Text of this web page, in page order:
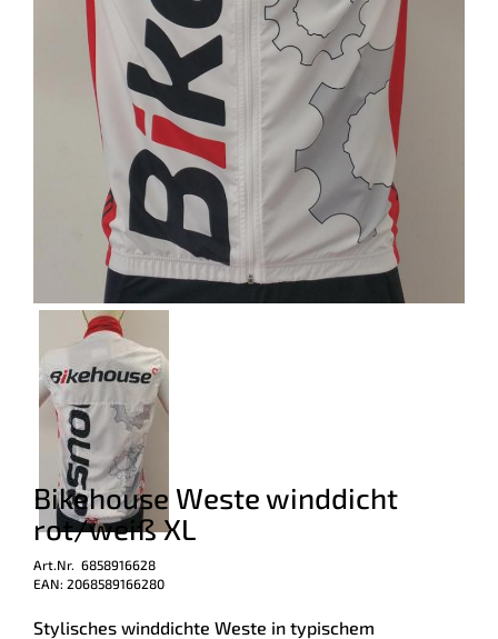
Bikehouse Weste winddicht
rot/weiß XL
Art.Nr. 6858916628
EAN: 2068589166280
Stylisches winddichte Weste in typischem